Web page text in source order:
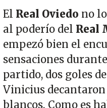
El Real Oviedo no
al poderío del Real
empezó bien el
sensaciones
partido, dos goles
Vinicius
blancos. Como es